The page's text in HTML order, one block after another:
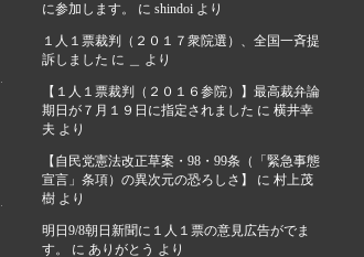
に参加します。
にshindoi より
１人１票裁判（２０１７衆院選）、全国一斉提
訴しました に より
【１人１票裁判（２０１６参院）】最高裁弁論
期日が７月１９日に指定されました に横井幸
夫 より
【自民党憲法改正草案・98・99条（「緊急事態
宣言」条項）の異次元の恐ろしさ】
に村上茂
樹 より
明日9/8朝日新聞に１人１票の意見広告がでま
す。
にありがとう より